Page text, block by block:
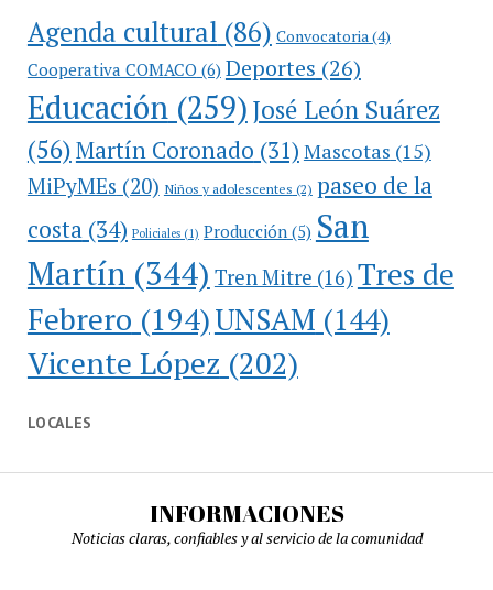
Agenda cultural (86) Convocatoria (4)
Cooperativa COMACO(6) Deportes (26)
Educación(259)José León Suárez
(56)Martín Coronado (31) Mascotas (15)
MiPyMEs (20) Niños y adolescentes (2) paseo de la
costa(34) Policiales(1) Producción(5) San
Martín(344) Tren Mitre (16) Tres de
Febrero (194)UNSAM (144)
Vicente López (202)
LOCALES
INFORMACIONES
Noticias claras, confiables y al servicio de la comunidad